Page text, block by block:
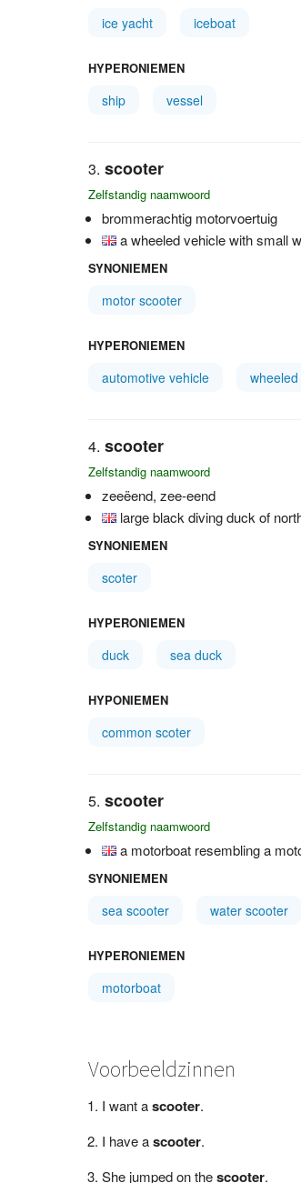
ice yacht iceboat
HYPERONIEMEN
ship vessel
scooter
Zelfstandig naamwoord
brommerachtig motorvoertuig
a wheeled vehicle with small
SYNONIEMEN
motor scooter
HYPERONIEMEN
automotive vehicle
scooter
Zelfstandig naamwoord
zeeëend, zee-eend
large black diving duck of
SYNONIEMEN
scoter
HYPERONIEMEN
duck sea duck
HYPONIEMEN
common scoter
scooter
Zelfstandig naamwoord
a motorboat resembling a
SYNONIEMEN
sea scooter water scooter
HYPERONIEMEN
motorboat
Voorbeeldzinnen
I want ascooter.
I have ascooter.
She jumped on thescooter.